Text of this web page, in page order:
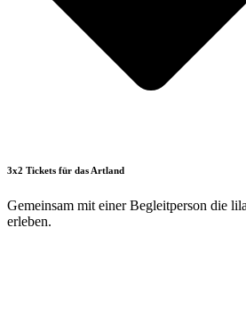
3x2 Tickets für das Artland
Gemeinsam mit einer Begleitperson die
erleben.